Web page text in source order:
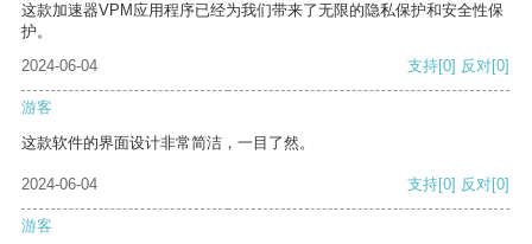
这款加速器VPM应用程序已经为我们带来了无限的隐私保护和安全性保
护。
2024-06-04
支持[0] 反对[0]
游客
这款软件的界面设计非常简洁，一目了然。
2024-06-04 支持[0] 反对[0]
游客